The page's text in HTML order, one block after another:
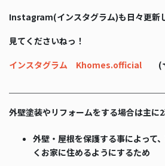
Instagram(インスタグラム)も日々更新
見てくださいねっ！
インスタグラム Khomes.official (☚
外壁塗装やリフォームをする場合は主に2
外壁・屋根を保護する事によって
くお家に住めるようにするため